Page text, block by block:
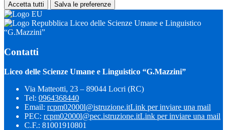
Accetta tutti Salva le preferenze
Liceo delle Scienze Umane e Linguistico
“G.Mazzini”
Contatti
Liceo delle Scienze Umane e Linguistico “G.Mazzini”
Via Matteotti, 23 – 89044 Locri (RC)
Tel: 0964368440
Email: rcpm02000l@istruzione.itLink per inviare una mail
PEC: rcpm02000l@pec.istruzione.itLink per inviare una mail
C.F.: 81001910801